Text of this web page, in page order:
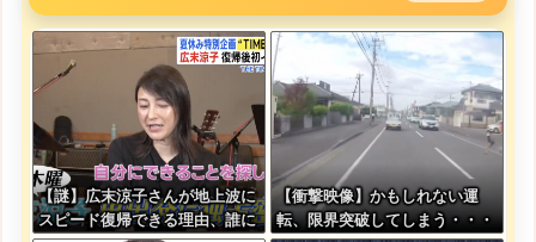
【謎】広末涼子さんが地上波に
スピード復帰できる理由、誰に
【衝撃映像】かもしれない運
転、限界突破してしまう・・・